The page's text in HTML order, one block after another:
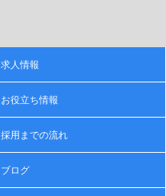
求人情報
お役立ち情報
採用までの流れ
ブログ